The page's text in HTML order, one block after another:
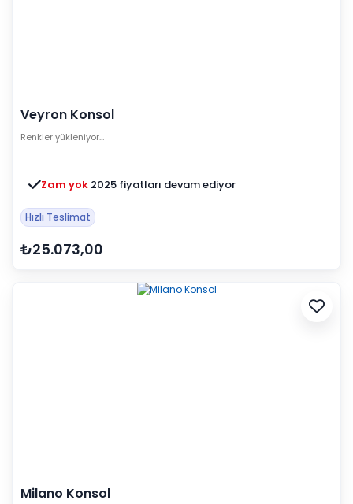
Veyron Konsol
Renkler yükleniyor…
Zam yok 2025 fiyatları devam ediyor
Hızlı Teslimat
₺25.073,00
Milano Konsol